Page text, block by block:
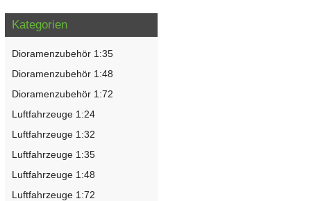
Kategorien
Dioramenzubehör 1:35
Dioramenzubehör 1:48
Dioramenzubehör 1:72
Luftfahrzeuge 1:24
Luftfahrzeuge 1:32
Luftfahrzeuge 1:35
Luftfahrzeuge 1:48
Luftfahrzeuge 1:72